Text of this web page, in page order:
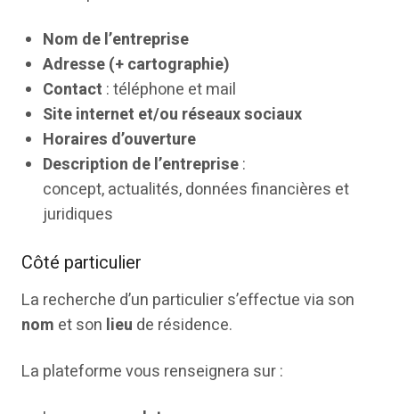
Nom de l’entreprise
Adresse (+ cartographie)
Contact : téléphone et mail
Site internet et/ou réseaux sociaux
Horaires d’ouverture
Description de l’entreprise:
concept, actualités, données financières et
juridiques
Côté particulier
La recherche d’un particulier s’effectue via son
nom et son lieu de résidence.
La plateforme vous renseignera sur :